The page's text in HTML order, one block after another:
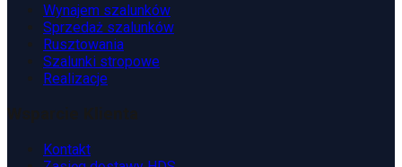
Wynajem szalunków
Sprzedaż szalunków
Rusztowania
Szalunki stropowe
Realizacje
Kontakt